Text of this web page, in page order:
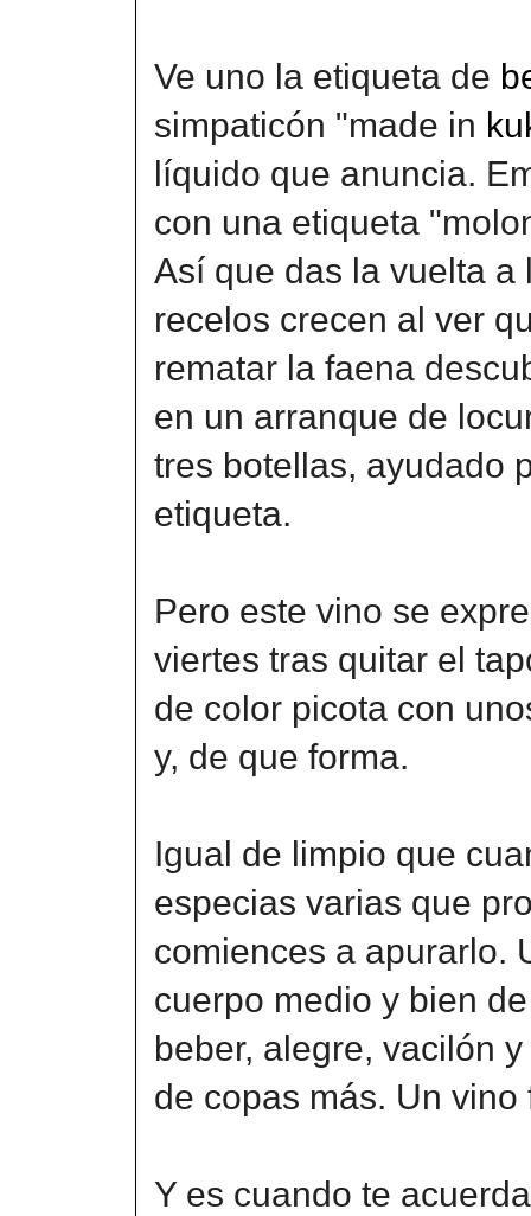
Ve uno la etiqueta de
simpaticón "made in
líquido que anuncia.
con una etiqueta
Así que das la vuelta a
recelos crecen al ver
rematar la faena
en un arranque de
tres botellas, ayudado
etiqueta.
Pero este vino se
viertes tras quitar el
de color picota con
y, de que forma.
Igual de limpio que
especias varias que
comiences a apurarlo.
cuerpo medio y bien
beber, alegre, vacilón
de copas más. Un
Y es cuando te